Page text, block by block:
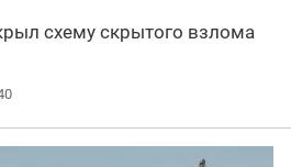
схему скрытого взлома